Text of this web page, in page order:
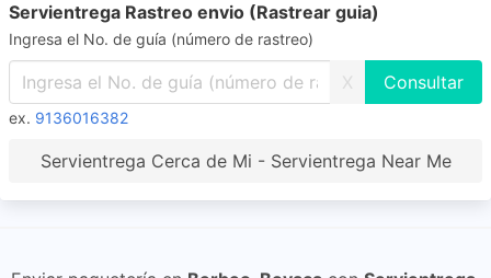
Servientrega Rastreo envio (Rastrear guia)
Ingresa el No. de guía (número de rastreo)
X
ex. 9136016382
Servientrega Cerca de Mi - Servientrega Near Me